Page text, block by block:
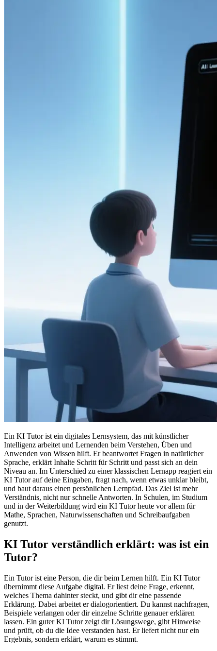
Ein KI Tutor ist ein digitales Lernsystem, das mit künstlicher
Intelligenz arbeitet und Lernenden beim Verstehen, Üben und
Anwenden von Wissen hilft. Er beantwortet Fragen in natürlicher
Sprache, erklärt Inhalte Schritt für Schritt und passt sich an dein
Niveau an. Im Unterschied zu einer klassischen Lernapp reagiert ein
KI Tutor auf deine Eingaben, fragt nach, wenn etwas unklar bleibt,
und baut daraus einen persönlichen Lernpfad. Das Ziel ist mehr
Verständnis, nicht nur schnelle Antworten. In Schulen, im Studium
und in der Weiterbildung wird ein KI Tutor heute vor allem für
Mathe, Sprachen, Naturwissenschaften und Schreibaufgaben
genutzt.
KI Tutor verständlich erklärt: was ist ein
Tutor?
Ein Tutor ist eine Person, die dir beim Lernen hilft. Ein KI Tutor
übernimmt diese Aufgabe digital. Er liest deine Frage, erkennt,
welches Thema dahinter steckt, und gibt dir eine passende
Erklärung. Dabei arbeitet er dialogorientiert. Du kannst nachfragen,
Beispiele verlangen oder dir einzelne Schritte genauer erklären
lassen. Ein guter KI Tutor zeigt dir Lösungswege, gibt Hinweise
und prüft, ob du die Idee verstanden hast. Er liefert nicht nur ein
Ergebnis, sondern erklärt, warum es stimmt.